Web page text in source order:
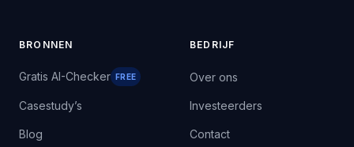
BRONNEN
Gratis AI-Checker FREE
Casestudy’s
Blog
BEDRIJF
Over ons
Investeerders
Contact